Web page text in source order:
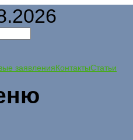
заявленияКонтактыСтатьи